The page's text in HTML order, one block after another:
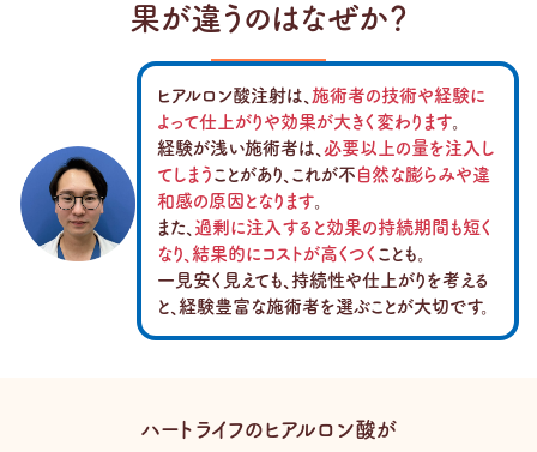
果が違うのはなぜか？
ヒアルロン酸注射は、 施術者の技術や経験に
よって仕上がりや効果が大きく変わります
経験が浅い施術者は、必要以上の量を注入し
てしまう ことがあり、これが不 自然な膨らみや違
和感の原因となります
また、 過剰に注入すると効果の持続期間も短く
なり、結果的にコストが高くつく ことも。
一見安く見えても、持続性や仕上がりを考える
と、経験豊富な施術者を選ぶことが大切です。
ハートライフのヒアルロン酸が